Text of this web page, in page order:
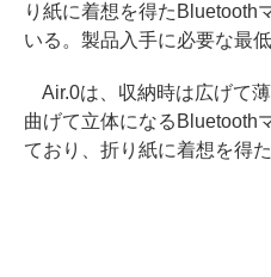
り紙に着想を得たBluetooth
いる。製品入手に必要な最
Air.0は、収納時は広げて
曲げて立体になるBluetooth
ており、折り紙に着想を得